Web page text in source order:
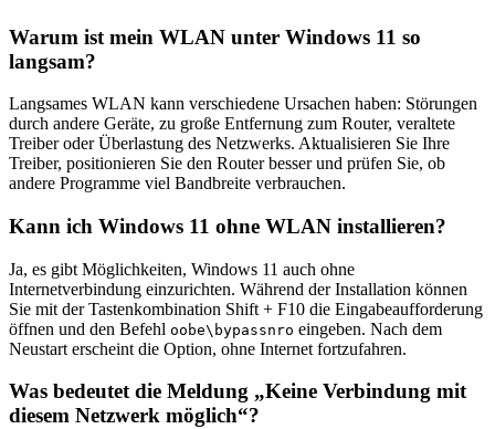
Warum ist mein WLAN unter Windows 11 so
langsam?
Langsames WLAN kann verschiedene Ursachen haben: Störungen
durch andere Geräte, zu große Entfernung zum Router, veraltete
Treiber oder Überlastung des Netzwerks. Aktualisieren Sie Ihre
Treiber, positionieren Sie den Router besser und prüfen Sie, ob
andere Programme viel Bandbreite verbrauchen.
Kann ich Windows 11 ohne WLAN installieren?
Ja, es gibt Möglichkeiten, Windows 11 auch ohne
Internetverbindung einzurichten. Während der Installation können
Sie mit der Tastenkombination Shift + F10 die Eingabeaufforderung
öffnen und den Befehl oobe\bypassnro eingeben. Nach dem
Neustart erscheint die Option, ohne Internet fortzufahren.
Was bedeutet die Meldung „Keine Verbindung mit
diesem Netzwerk möglich“?